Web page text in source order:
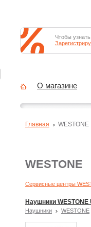
WESTONE
Сервисные центры
Наушники WESTONE
Наушники WESTONE
Главная WESTONE
Чтобы
О магазине